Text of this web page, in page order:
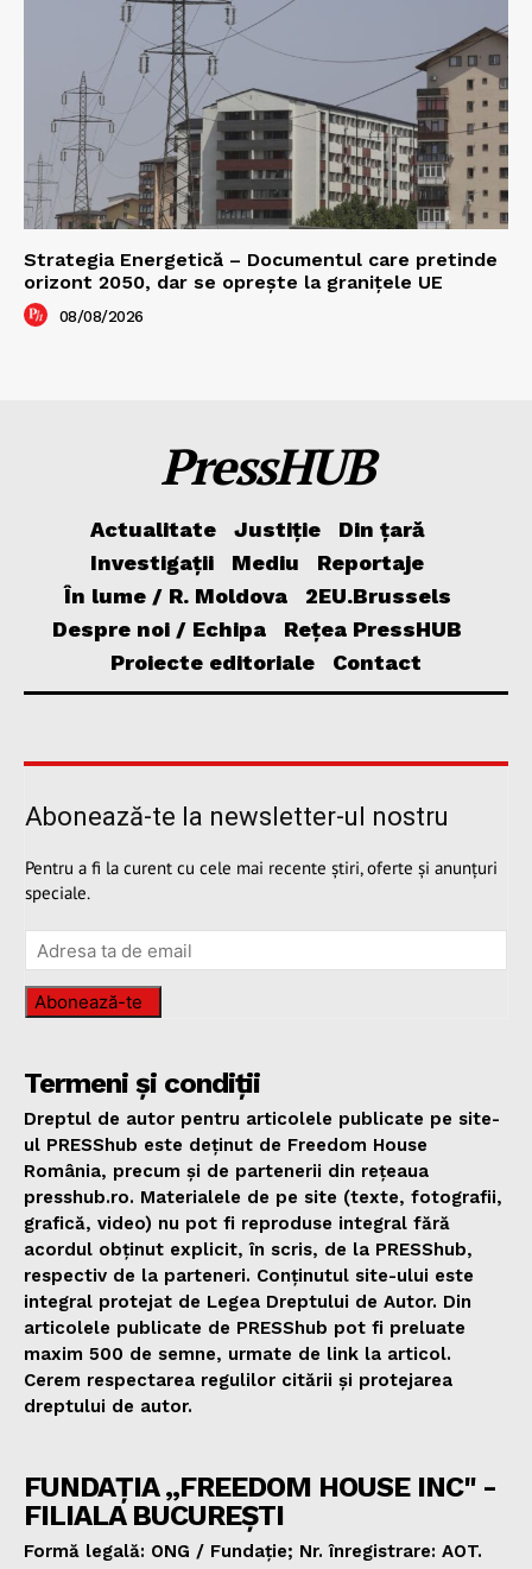
Strategia Energetică – Documentul care pretinde
orizont 2050, dar se oprește la granițele UE
08/08/2026
PressHUB
Actualitate Justiție
Din țară
Investigații
Mediu
Reportaje
În lume / R. Moldova
2EU.Brussels
Despre noi / Echipa
Rețea PressHUB
Proiecte editoriale
Contact
Abonează-te la newsletter-ul nostru
Pentru a fi la curent cu cele mai recente știri, oferte și anunțuri
speciale.
Abonează-te
Termeni și condiții
Dreptul de autor pentru articolele publicate pe site-
ul PRESShub este deținut de Freedom House
România, precum și de partenerii din rețeaua
presshub.ro. Materialele de pe site (texte, fotografii,
grafică, video) nu pot fi reproduse integral fără
acordul obținut explicit, în scris, de la PRESShub,
respectiv de la parteneri. Conținutul site-ului este
integral protejat de Legea Dreptului de Autor. Din
articolele publicate de PRESShub pot fi preluate
maxim 500 de semne, urmate de link la articol.
Cerem respectarea regulilor citării și protejarea
dreptului de autor.
FUNDAȚIA „FREEDOM HOUSE INC" -
FILIALA BUCUREȘTI
Formă legală: ONG / Fundație; Nr. înregistrare: AOT.